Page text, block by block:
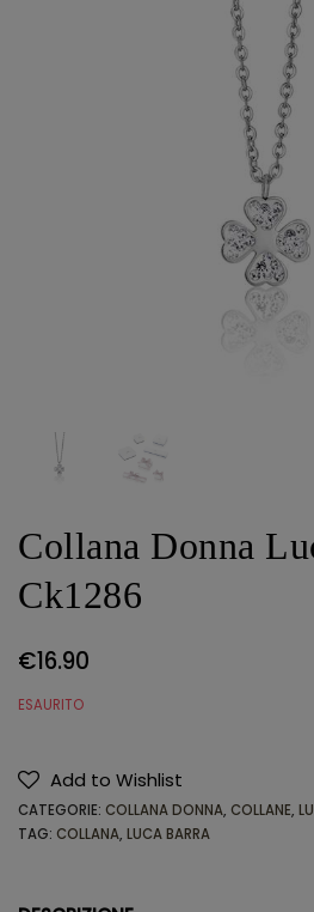
Collana Donna
Ck1286
€16.90
ESAURITO
Add to Wishlist
CATEGORIE: COLLANA DONNA, COLLANE,
TAG: COLLANA, LUCA BARRA